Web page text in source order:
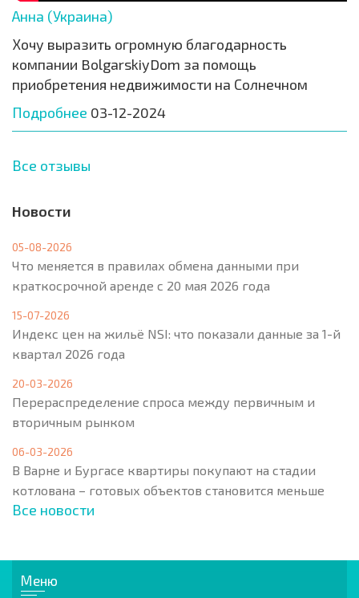
Анна (Украина)
Хочу выразить огромную благодарность
компании BolgarskiyDom за помощь
приобретения недвижимости на Солнечном
Подробнее 03-12-2024
Все отзывы
Новости
05-08-2026
Что меняется в правилах обмена данными при
краткосрочной аренде с 20 мая 2026 года
15-07-2026
Индекс цен на жильё NSI: что показали данные за 1-й
квартал 2026 года
20-03-2026
Перераспределение спроса между первичным и
вторичным рынком
06-03-2026
В Варне и Бургасе квартиры покупают на стадии
котлована – готовых объектов становится меньше
Все новости
Меню